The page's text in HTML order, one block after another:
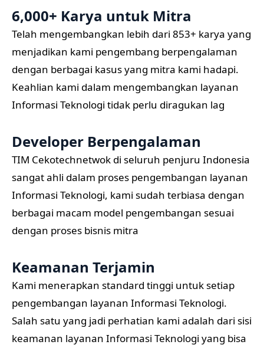
6,000+ Karya untuk Mitra
Telah mengembangkan lebih dari 853+ karya yang
menjadikan kami pengembang berpengalaman
dengan berbagai kasus yang mitra kami hadapi.
Keahlian kami dalam mengembangkan layanan
Informasi Teknologi tidak perlu diragukan lag
Developer Berpengalaman
TIM Cekotechnetwok di seluruh penjuru Indonesia
sangat ahli dalam proses pengembangan layanan
Informasi Teknologi, kami sudah terbiasa dengan
berbagai macam model pengembangan sesuai
dengan proses bisnis mitra
Keamanan Terjamin
Kami menerapkan standard tinggi untuk setiap
pengembangan layanan Informasi Teknologi.
Salah satu yang jadi perhatian kami adalah dari sisi
keamanan layanan Informasi Teknologi yang bisa